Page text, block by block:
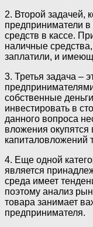
2. Второй задачей,
предприниматели
средств в кассе.
наличные
заплатили, и
3. Третья задача –
собственные
инвестировать в
данного вопроса
вложения
капиталовложений
4. Еще одной
является
среда имеет
поэтому анализ
товара занимает
предпринимателя.